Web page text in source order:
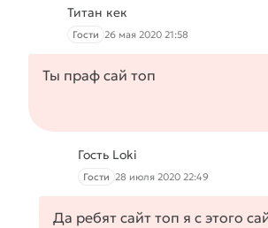
Титан кек
Гости 26 мая 2020 21:58
Ты праф сай топ
Гость Loki
Гости 28 июля 2020 22:49
Да ребят сайт топ я с этого